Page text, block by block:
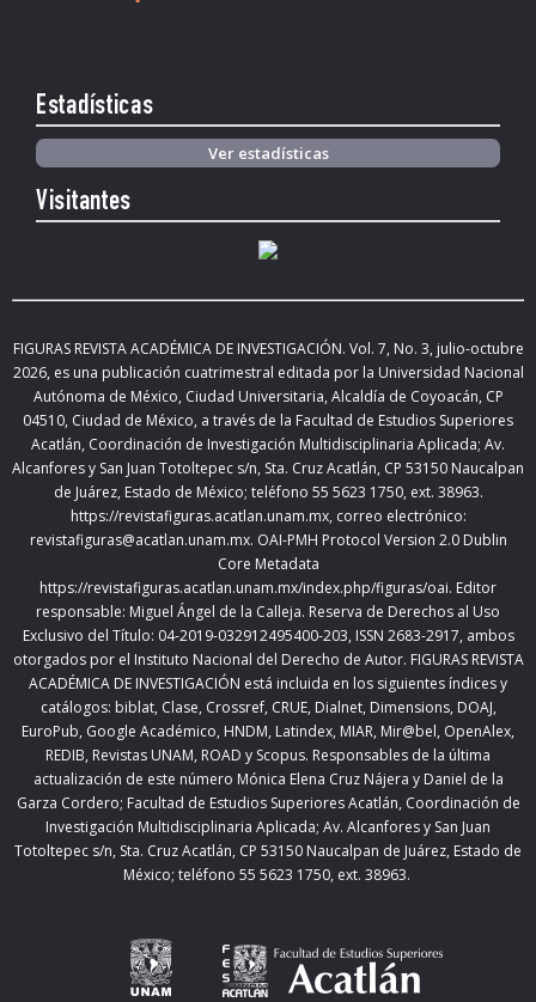
Estadísticas
Ver estadísticas
Visitantes
FIGURAS REVISTA ACADÉMICA DE INVESTIGACIÓN. Vol. 7, No. 3, julio-octubre
2026, es una publicación cuatrimestral editada por la Universidad Nacional
Autónoma de México, Ciudad Universitaria, Alcaldía de Coyoacán, CP
04510, Ciudad de México, a través de la Facultad de Estudios Superiores
Acatlán, Coordinación de Investigación Multidisciplinaria Aplicada; Av.
Alcanfores y San Juan Totoltepec s/n, Sta. Cruz Acatlán, CP 53150 Naucalpan
de Juárez, Estado de México; teléfono 55 5623 1750, ext. 38963.
https://revistafiguras.acatlan.unam.mx, correo electrónico:
revistafiguras@acatlan.unam.mx. OAI-PMH Protocol Version 2.0 Dublin
Core Metadata
https://revistafiguras.acatlan.unam.mx/index.php/figuras/oai. Editor
responsable: Miguel Ángel de la Calleja. Reserva de Derechos al Uso
Exclusivo del Título: 04-2019-032912495400-203, ISSN 2683-2917, ambos
otorgados por el Instituto Nacional del Derecho de Autor. FIGURAS REVISTA
ACADÉMICA DE INVESTIGACIÓN está incluida en los siguientes índices y
catálogos: biblat, Clase, Crossref, CRUE, Dialnet, Dimensions, DOAJ,
EuroPub, Google Académico, HNDM, Latindex, MIAR, Mir@bel, OpenAlex,
REDIB, Revistas UNAM, ROAD y Scopus. Responsables de la última
actualización de este número Mónica Elena Cruz Nájera y Daniel de la
Garza Cordero; Facultad de Estudios Superiores Acatlán, Coordinación de
Investigación Multidisciplinaria Aplicada; Av. Alcanfores y San Juan
Totoltepec s/n, Sta. Cruz Acatlán, CP 53150 Naucalpan de Juárez, Estado de
México; teléfono 55 5623 1750, ext. 38963.